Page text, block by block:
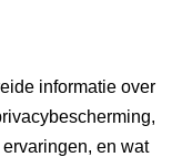
informatie over
en wat